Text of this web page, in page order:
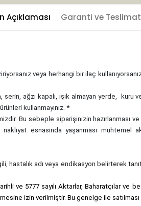
Açıklaması Garanti ve Teslimat
veya herhangi bir ilaç
ağzı kapalı, ışık almayan yerde,
kullanmayınız. *
Bu sebeple siparişinizin hazırlanması
esnasında yaşanması muhtemel
adı veya endikasyon belirterek
ve 5777 sayılı Aktarlar, Baharatçılar ve
izin verilmiştir. Bu genelge ile